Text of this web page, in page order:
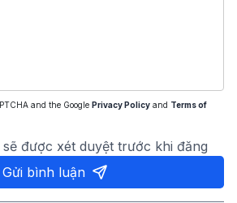
and the Google Privacy Policy and Terms of
được xét duyệt trước khi đăng
Gửi bình luận